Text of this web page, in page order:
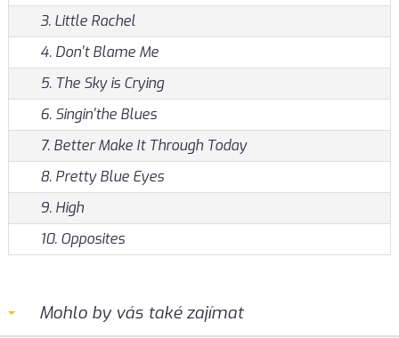
3. Little Rachel
4. Don't Blame Me
5. The Sky is Crying
6. Singin'the Blues
7. Better Make It Through Today
8. Pretty Blue Eyes
9. High
10. Opposites
Mohlo by vás také zajímat